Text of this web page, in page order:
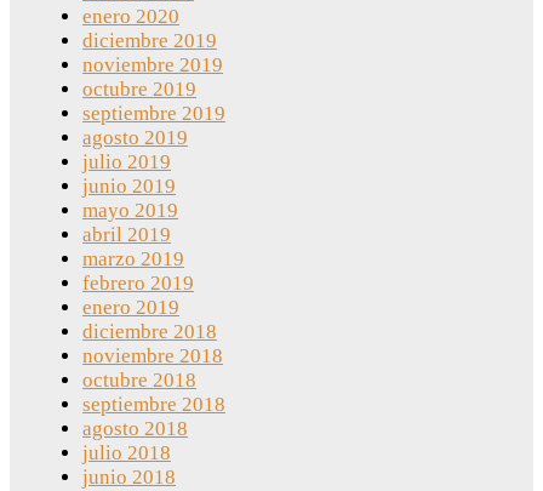
enero 2020
diciembre 2019
noviembre 2019
octubre 2019
septiembre 2019
agosto 2019
julio 2019
junio 2019
mayo 2019
abril 2019
marzo 2019
febrero 2019
enero 2019
diciembre 2018
noviembre 2018
octubre 2018
septiembre 2018
agosto 2018
julio 2018
junio 2018